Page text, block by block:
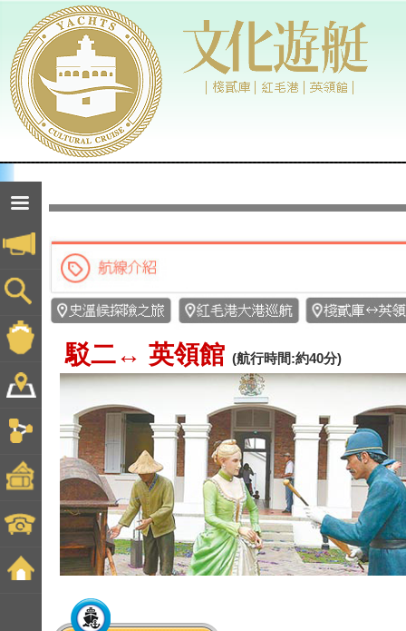
駁二↔ 英領館 (航行時間:約40分)